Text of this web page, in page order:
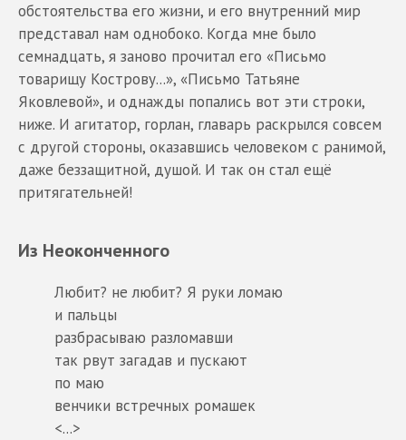
обстоятельства его жизни, и его внутренний мир
представал нам однобоко. Когда мне было
семнадцать, я заново прочитал его «Письмо
товарищу Кострову...», «Письмо Татьяне
Яковлевой», и однажды попались вот эти строки,
ниже. И агитатор, горлан, главарь раскрылся совсем
с другой стороны, оказавшись человеком с ранимой,
даже беззащитной, душой. И так он стал ещё
притягательней!
Из Неоконченного
Любит? не любит? Я руки ломаю
и пальцы
разбрасываю разломавши
так рвут загадав и пускают
по маю
венчики встречных ромашек
<...>